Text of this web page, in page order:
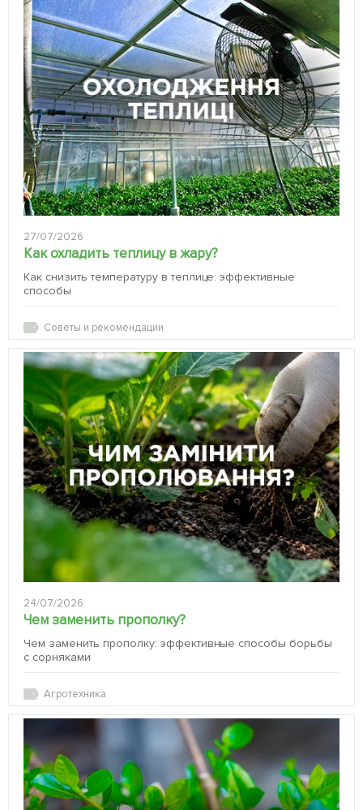
27/07/2026
Как охладить теплицу в жару?
Как снизить температуру в теплице: эффективные
способы
Советы и рекомендации
24/07/2026
Чем заменить прополку?
Чем заменить прополку: эффективные способы борьбы
с сорняками
Агротехника